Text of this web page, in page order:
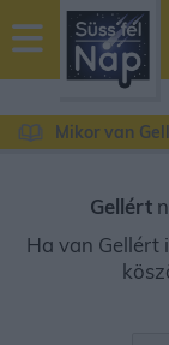
sussfelnap.hu
időjárás
Mikor van
Gellért
Ha van Gellért